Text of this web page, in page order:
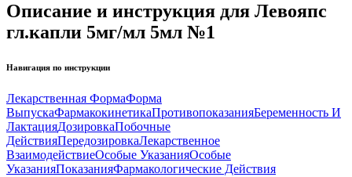
Описание и инструкция для Левояпс
гл.капли 5мг/мл 5мл №1
Навигация по инструкции
Лекарственная ФормаФорма
ВыпускаФармакокинетикаПротивопоказанияБеременность И
ЛактацияДозировкаПобочные
ДействияПередозировкаЛекарственное
ВзаимодействиеОсобые УказанияОсобые
УказанияПоказанияФармакологические Действия